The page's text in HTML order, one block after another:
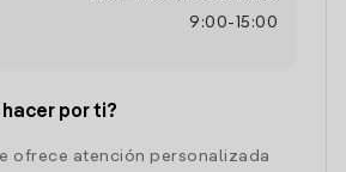
9:00- 15:00
por ti?
ofrece atención personalizada